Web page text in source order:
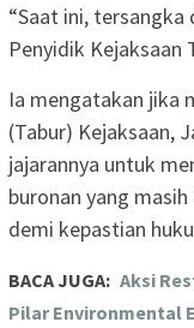
“Saat ini,
Penyidik Kejaksaan
Ia mengatakan jika
(Tabur) Kejaksaan,
jajarannya untuk
buronan yang
demi kepastian
BACA JUGA: Aksi
Pilar Environmental